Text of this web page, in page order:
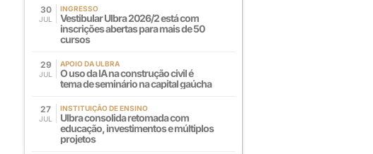
30
JUL
INGRESSO
Vestibular Ulbra 2026/2 está com
inscrições abertas para mais de 50
cursos
29
JUL
APOIO DA ULBRA
O uso da IA na construção civil é
tema de seminário na capital gaúcha
27
JUL
INSTITUIÇÃO DE ENSINO
Ulbra consolida retomada com
educação, investimentos e múltiplos
projetos